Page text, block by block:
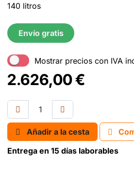
140 litros
Envío gratis
Mostrar precios con IVA
2.626,00€
Añadir a la cesta
Entrega en 15 días laborables